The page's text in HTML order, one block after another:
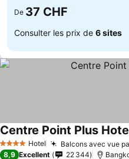
De 37 CHF
Consulter les prix de 6 sites
4 Étoiles Hotel Balcons avec vue
Centre Point Plus
8,9 Excellent 22 344